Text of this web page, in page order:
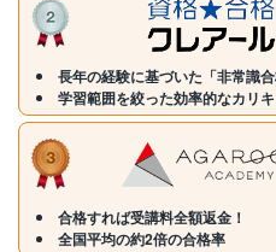
長年の経験に基づいた「非常識合
学習範囲を絞った効率的なカリ
合格すれば受講料全額返金！
全国平均の約2倍の合格率